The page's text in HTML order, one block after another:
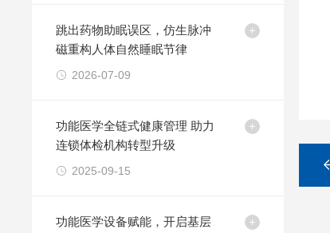
跳出药物助眠误区，仿生脉冲
磁重构人体自然睡眠节律
2026-07-09
功能医学全链式健康管理 助力
连锁体检机构转型升级
2025-09-15
功能医学设备赋能，开启基层